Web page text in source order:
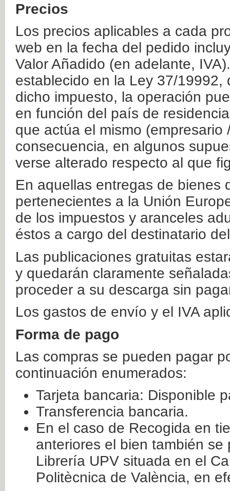
Precios
Los precios aplicables a cada
web en la fecha del pedido
Valor Añadido (en adelante,
establecido en la Ley 37/
dicho impuesto, la operación
en función del país de
que actúa el mismo
consecuencia, en algunos
verse alterado respecto al que
En aquellas entregas de bienes
pertenecientes a la Unión
de los impuestos y aranceles
éstos a cargo del destinatario
Las publicaciones gratuitas
y quedarán claramente
proceder a su descarga sin
Los gastos de envío y el IVA
Forma de pago
Las compras se pueden pagar
continuación enumerados:
Tarjeta bancaria: Disponible
Transferencia bancaria.
En el caso de Recogida en
anteriores el bien también
Librería UPV situada en el
Politècnica de València, en